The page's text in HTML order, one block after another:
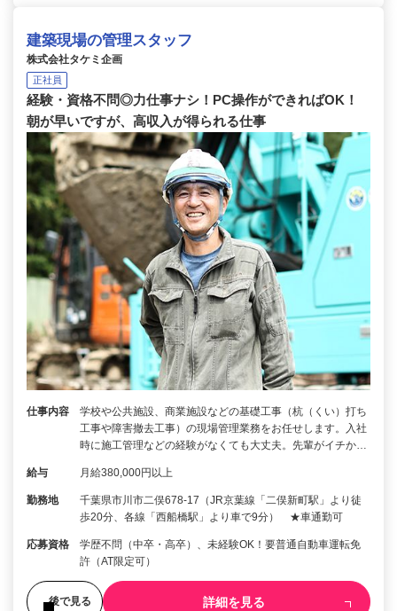
建築現場の管理スタッフ
株式会社タケミ企画
正社員
経験・資格不問◎力仕事ナシ！PC操作ができればOK！
朝が早いですが、高収入が得られる仕事
仕事内容
学校や公共施設、商業施設などの基礎工事（杭（くい）打ち
工事や障害撤去工事）の現場管理業務をお任せします。入社
時に施工管理などの経験がなくても大丈夫。先輩がイチか…
給与 月給380,000円以上
勤務地
千葉県市川市二俣678-17（JR京葉線「二俣新町駅」より徒
歩20分、各線「西船橋駅」より車で9分） ★車通勤可
応募資格
学歴不問（中卒・高卒）、未経験OK！要普通自動車運転免
許（AT限定可）
後で見る 詳細を見る